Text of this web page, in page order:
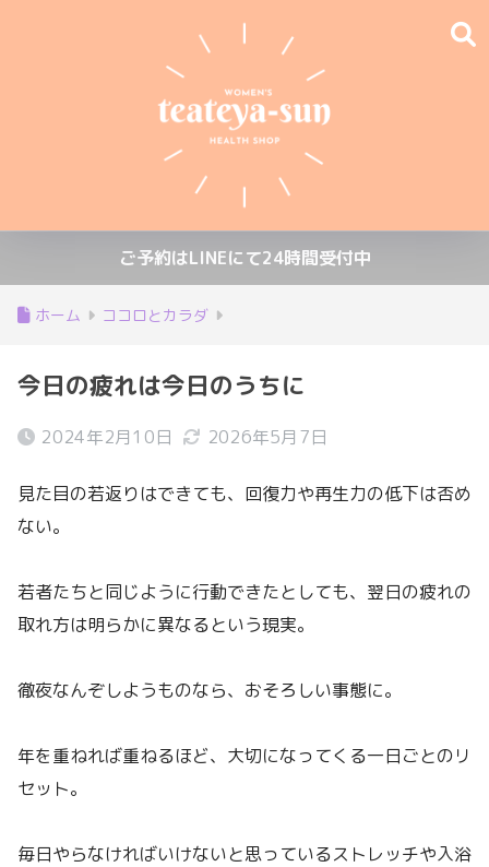
ご予約はLINEにて24時間受付中
ホーム ココロとカラダ
今日の疲れは今日のうちに
2024年2月10日 2026年5月7日
見た目の若返りはできても、回復力や再生力の低下は否め
ない。
若者たちと同じように行動できたとしても、翌日の疲れの
取れ方は明らかに異なるという現実。
徹夜なんぞしようものなら、おそろしい事態に。
年を重ねれば重ねるほど、大切になってくる一日ごとのリ
セット。
毎日やらなければいけないと思っているストレッチや入浴